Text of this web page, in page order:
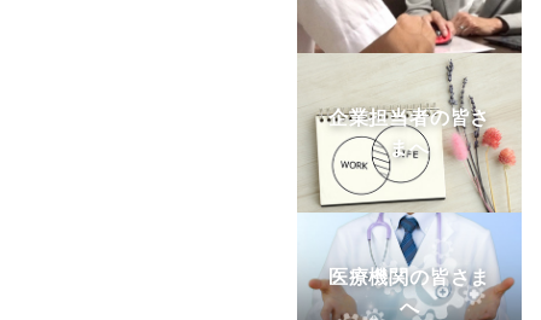
企業担当者の皆さ
まへ
医療機関の皆さま
へ